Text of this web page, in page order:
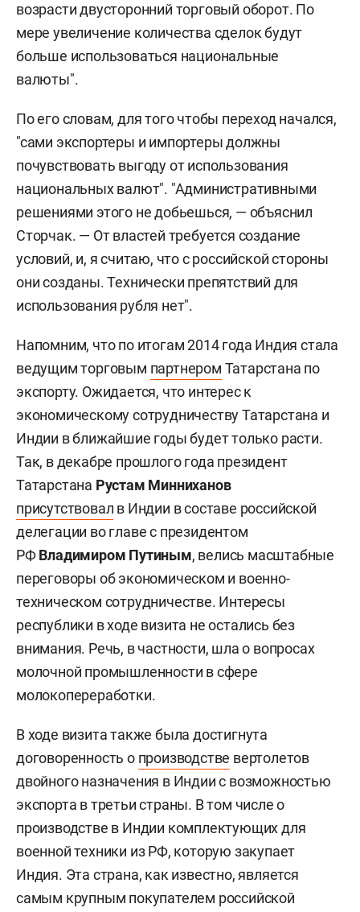
возрасти двусторонний торговый оборот. По
мере увеличение количества сделок будут
больше использоваться национальные
валюты".
По его словам, для того чтобы переход начался,
"сами экспортеры и импортеры должны
почувствовать выгоду от использования
национальных валют". "Административными
решениями этого не добьешься, — объяснил
Сторчак. — От властей требуется создание
условий, и, я считаю, что с российской стороны
они созданы. Технически препятствий для
использования рубля нет".
Напомним, что по итогам 2014 года Индия стала
ведущим торговым партнером Татарстана по
экспорту. Ожидается, что интерес к
экономическому сотрудничеству Татарстана и
Индии в ближайшие годы будет только расти.
Так, в декабре прошлого года президент
Татарстана Рустам Минниханов
присутствовал в Индии в составе российской
делегации во главе с президентом
РФВладимиром Путиным, велись масштабные
переговоры об экономическом и военно-
техническом сотрудничестве. Интересы
республики в ходе визита не остались без
внимания. Речь, в частности, шла о вопросах
молочной промышленности в сфере
молокопереработки.
В ходе визита также была достигнута
договоренность о производстве вертолетов
двойного назначения в Индии с возможностью
экспорта в третьи страны. В том числе о
производстве в Индии комплектующих для
военной техники из РФ, которую закупает
Индия. Эта страна, как известно, является
самым крупным покупателем российской